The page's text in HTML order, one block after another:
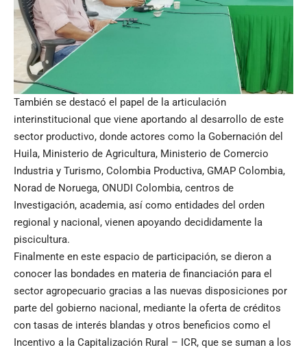
También se destacó el papel de la articulación
interinstitucional que viene aportando al desarrollo de este
sector productivo, donde actores como la Gobernación del
Huila, Ministerio de Agricultura, Ministerio de Comercio
Industria y Turismo, Colombia Productiva, GMAP Colombia,
Norad de Noruega, ONUDI Colombia, centros de
Investigación, academia, así como entidades del orden
regional y nacional, vienen apoyando decididamente la
piscicultura.
Finalmente en este espacio de participación, se dieron a
conocer las bondades en materia de financiación para el
sector agropecuario gracias a las nuevas disposiciones por
parte del gobierno nacional, mediante la oferta de créditos
con tasas de interés blandas y otros beneficios como el
Incentivo a la Capitalización Rural – ICR, que se suman a los